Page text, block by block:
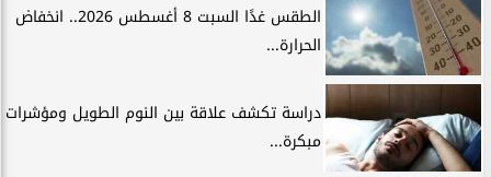
الطقس غدًا السبت 8 أغسطس 2026.. انخفاض
الحرارة...
دراسة تكشف علاقة بين النوم الطويل ومؤشرات
مبكرة...